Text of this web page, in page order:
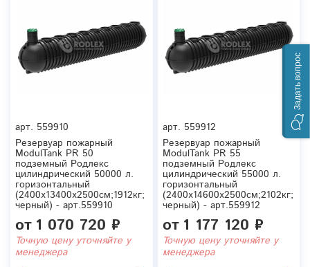
арт. 559910
Резервуар пожарный
ModulTank PR 50
подземный Родлекс
цилиндрический 50000 л.
горизонтальный
(2400x13400x2500см;1912кг;
черный) - арт.559910
от 1 070 720 ₽
Точную цену уточняйте у
менеджера
арт. 559912
Резервуар пожарный
ModulTank PR 55
подземный Родлекс
цилиндрический 55000 л.
горизонтальный
(2400x14600x2500см;2102кг;
черный) - арт.559912
от 1 177 120 ₽
Точную цену уточняйте у
менеджера
Задать вопрос